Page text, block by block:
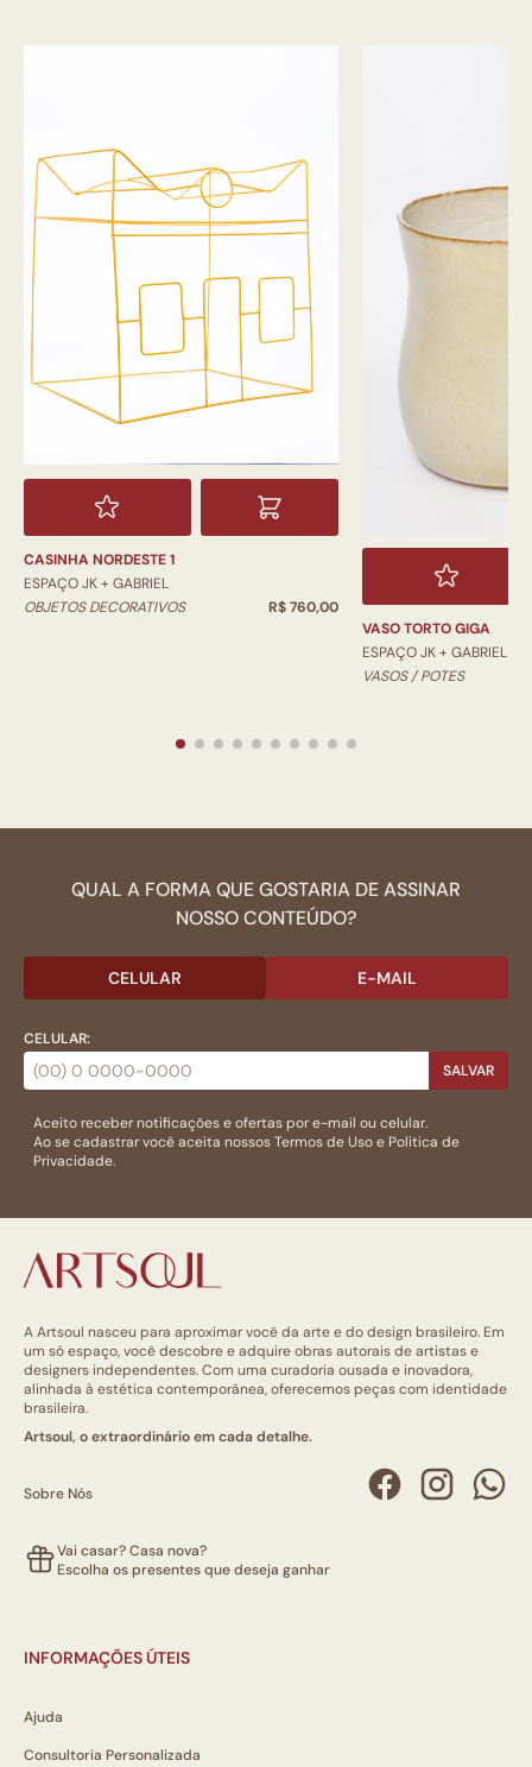
CASINHA NORDESTE 1
ESPAÇO JK + GABRIEL
OBJETOS DECORATIVOS
R$ 760,00
VASO TORTO GIGA
ESPAÇO JK + GABRIEL
VASOS / POTES
QUAL A FORMA QUE GOSTARIA DE ASSINAR
NOSSO CONTEÚDO?
CELULAR E-MAIL
CELULAR:
SALVAR
Aceito receber notificações e ofertas por e-mail ou celular.
Ao se cadastrar você aceita nossosTermos de Usoe Politica de
Privacidade.
A Artsoul nasceu para aproximar você da arte e do design brasileiro. Em
um só espaço, você descobre e adquire obras autorais de artistas e
designers independentes. Com uma curadoria ousada e inovadora,
alinhada à estética contemporânea, oferecemos peças com identidade
brasileira.
Artsoul, o extraordinário em cada detalhe.
Sobre Nós
Vai casar? Casa nova?
Escolha os presentes que deseja ganhar
INFORMAÇÕES ÚTEIS
Ajuda
Consultoria Personalizada